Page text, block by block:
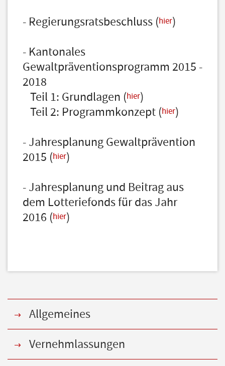
- Regierungsratsbeschluss (hier)
- Kantonales
Gewaltpräventionsprogramm 2015 -
2018
Teil 1: Grundlagen (hier)
Teil 2: Programmkonzept (hier)
- Jahresplanung Gewaltprävention
2015 (hier)
- Jahresplanung und Beitrag aus
dem Lotteriefonds für das Jahr
2016 (hier)
Allgemeines
Vernehmlassungen